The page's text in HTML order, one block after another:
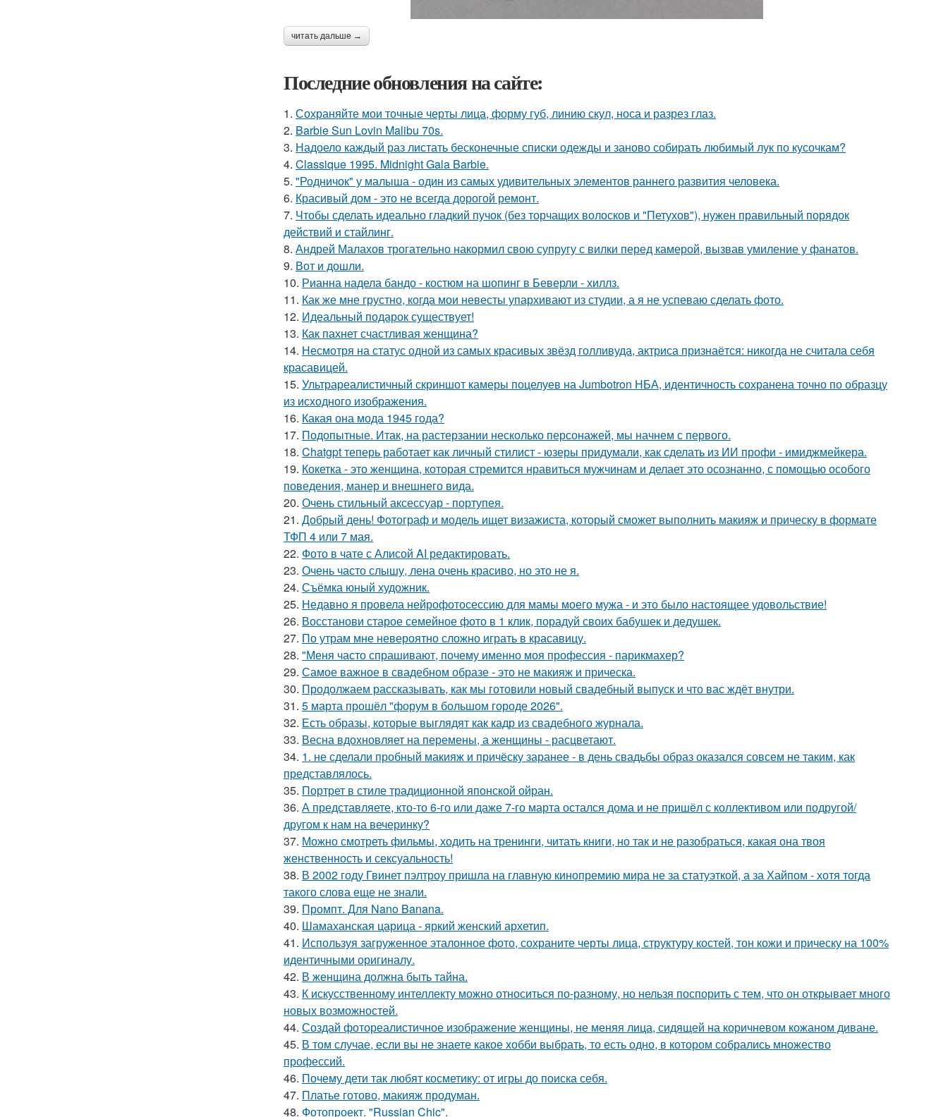
читать дальше →
Последние обновления на сайте:
1. Сохраняйте мои точные черты лица, форму губ, линию скул, носа и разрез глаз.
2. Barbie Sun Lovin Malibu 70s.
3. Надоело каждый раз листать бесконечные списки одежды и заново собирать любимый лук по кусочкам?
4. Classique 1995. Midnight Gala Barbie.
5. "Родничок" у малыша - один из самых удивительных элементов раннего развития человека.
6. Красивый дом - это не всегда дорогой ремонт.
7. Чтобы сделать идеально гладкий пучок (без торчащих волосков и "Петухов"), нужен правильный порядок
действий и стайлинг.
8. Андрей Малахов трогательно накормил свою супругу с вилки перед камерой, вызвав умиление у фанатов.
9. Вот и дошли.
10. Рианна надела бандо - костюм на шопинг в Беверли - хиллз.
11. Как же мне грустно, когда мои невесты упархивают из студии, а я не успеваю сделать фото.
12. Идеальный подарок существует!
13. Как пахнет счастливая женщина?
14. Несмотря на статус одной из самых красивых звёзд голливуда, актриса признаётся: никогда не считала себя
красавицей.
15. Ультрареалистичный скриншот камеры поцелуев на Jumbotron НБА, идентичность сохранена точно по образцу
из исходного изображения.
16. Какая она мода 1945 года?
17. Подопытные. Итак, на растерзании несколько персонажей, мы начнем с первого.
18. Chatgpt теперь работает как личный стилист - юзеры придумали, как сделать из ИИ профи - имиджмейкера.
19. Кокетка - это женщина, которая стремится нравиться мужчинам и делает это осознанно, с помощью особого
поведения, манер и внешнего вида.
20. Очень стильный аксессуар - портупея.
21. Добрый день! Фотограф и модель ищет визажиста, который сможет выполнить макияж и прическу в формате
ТФП 4 или 7 мая.
22. Фото в чате с Алисой AI редактировать.
23. Очень часто слышу, лена очень красиво, но это не я.
24. Съёмка юный художник.
25. Недавно я провела нейрофотосессию для мамы моего мужа - и это было настоящее удовольствие!
26. Восстанови старое семейное фото в 1 клик, порадуй своих бабушек и дедушек.
27. По утрам мне невероятно сложно играть в красавицу.
28. "Меня часто спрашивают, почему именно моя профессия - парикмахер?
29. Самое важное в свадебном образе - это не макияж и прическа.
30. Продолжаем рассказывать, как мы готовили новый свадебный выпуск и что вас ждёт внутри.
31. 5 марта прошёл "форум в большом городе 2026".
32. Есть образы, которые выглядят как кадр из свадебного журнала.
33. Весна вдохновляет на перемены, а женщины - расцветают.
34. 1. не сделали пробный макияж и причёску заранее - в день свадьбы образ оказался совсем не таким, как
представлялось.
35. Портрет в стиле традиционной японской ойран.
36. А представляете, кто-то 6-го или даже 7-го марта остался дома и не пришёл с коллективом или подругой/
другом к нам на вечеринку?
37. Можно смотреть фильмы, ходить на тренинги, читать книги, но так и не разобраться, какая она твоя
женственность и сексуальность!
38. В 2002 году Гвинет пэлтроу пришла на главную кинопремию мира не за статуэткой, а за Хайпом - хотя тогда
такого слова еще не знали.
39. Промпт. Для Nano Banana.
40. Шамаханская царица - яркий женский архетип.
41. Используя загруженное эталонное фото, сохраните черты лица, структуру костей, тон кожи и прическу на 100%
идентичными оригиналу.
42. В женщина должна быть тайна.
43. К искусственному интеллекту можно относиться по-разному, но нельзя поспорить с тем, что он открывает много
новых возможностей.
44. Создай фотореалистичное изображение женщины, не меняя лица, сидящей на коричневом кожаном диване.
45. В том случае, если вы не знаете какое хобби выбрать, то есть одно, в котором собрались множество
профессий.
46. Почему дети так любят косметику: от игры до поиска себя.
47. Платье готово, макияж продуман.
48. Фотопроект. "Russian Chic".